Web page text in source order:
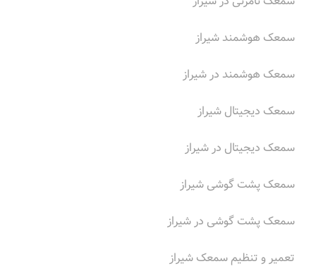
سمعک هوشمند شیراز
سمعک هوشمند در شیراز
سمعک دیجیتال شیراز
سمعک دیجیتال در شیراز
سمعک پشت گوشی شیراز
سمعک پشت گوشی در شیراز
تعمیر و تنظیم سمعک شیراز